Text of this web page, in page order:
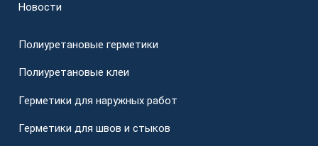
Новости
Полиуретановые герметики
Полиуретановые клеи
Герметики для наружных работ
Герметики для швов и стыков